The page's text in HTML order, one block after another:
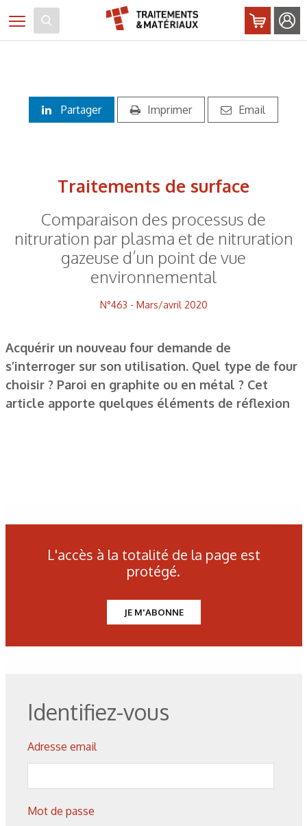
Toggle navigation
Partager Imprimer Email
Traitements de surface
Comparaison des processus de
nitruration par plasma et de nitruration
gazeuse d’un point de vue
environnemental
N°463 - Mars/avril 2020
Acquérir un nouveau four demande de
s’interroger sur son utilisation. Quel type de four
choisir ? Paroi en graphite ou en métal ? Cet
article apporte quelques éléments de réflexion
Les derniers articles sur ce
L'accès à la totalité de la page est
protégé.
JE M'ABONNE
Identifiez-vous
Adresse email
Mot de passe
Panneau de gestion des cookies